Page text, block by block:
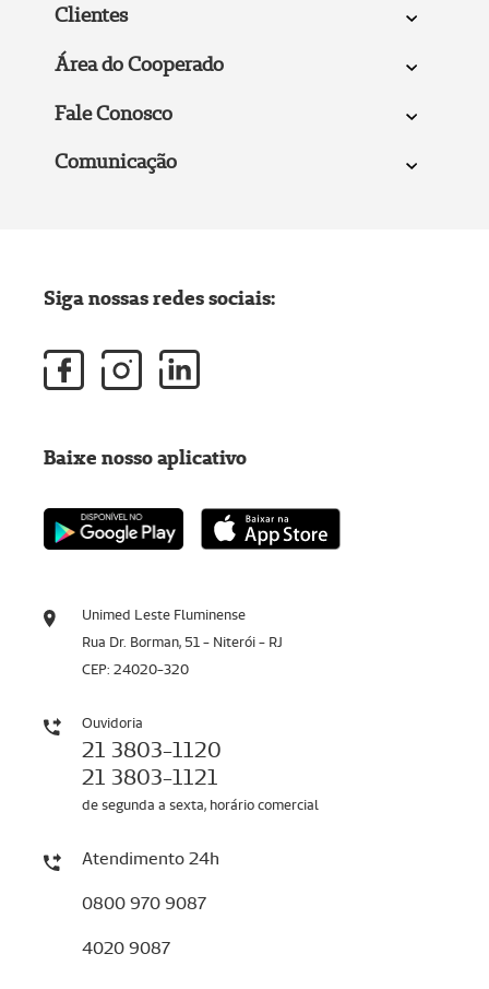
Clientes
Área do Cooperado
Fale Conosco
Comunicação
Unimed Leste Fluminense
Rua Dr. Borman, 51 - Niterói - RJ
CEP: 24020-320
Ouvidoria
21 3803-1120
21 3803-1121
de segunda a sexta, horário comercial
Atendimento 24h
0800 970 9087
4020 9087
Siga nossas redes sociais:
Baixe nosso aplicativo